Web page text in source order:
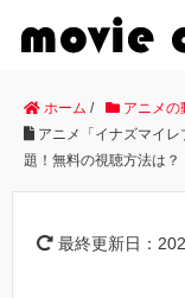
ホーム / アニメの
アニメ「イナズマイ
題！無料の視聴方法は？
最終更新日：